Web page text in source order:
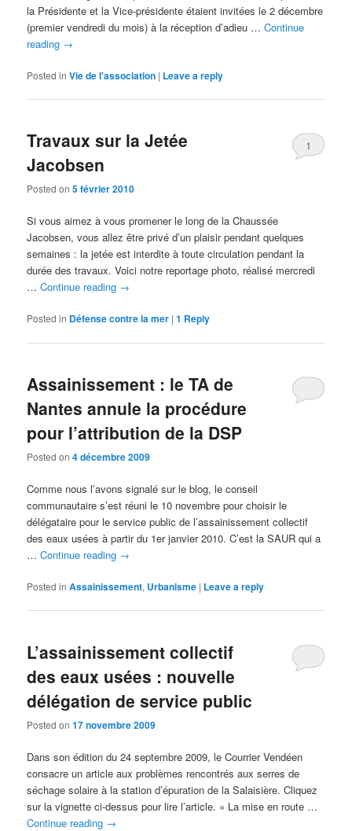
la Présidente et la Vice-présidente étaient invitées le 2 décembre
(premier vendredi du mois) à la réception d’adieu …Continue
reading →
Posted in Vie de l'association | Leave a reply
Travaux sur la Jetée
Jacobsen
Posted on5 février 2010
1
Si vous aimez à vous promener le long de la Chaussée
Jacobsen, vous allez être privé d’un plaisir pendant quelques
semaines : la jetée est interdite à toute circulation pendant la
durée des travaux. Voici notre reportage photo, réalisé mercredi
…Continue reading →
Posted in Défense contre la mer |1 Reply
Assainissement : le TA de
Nantes annule la procédure
pour l’attribution de la DSP
Posted on4 décembre 2009
Comme nous l’avons signalé sur le blog, le conseil
communautaire s’est réuni le 10 novembre pour choisir le
délégataire pour le service public de l’assainissement collectif
des eaux usées à partir du 1er janvier 2010. C’est la SAUR qui a
…Continue reading →
Posted in Assainissement, Urbanisme | Leave a reply
L’assainissement collectif
des eaux usées : nouvelle
délégation de service public
Posted on17 novembre 2009
Dans son édition du 24 septembre 2009, le Courrier Vendéen
consacre un article aux problèmes rencontrés aux serres de
séchage solaire à la station d’épuration de la Salaisière. Cliquez
sur la vignette ci-dessus pour lire l’article. « La mise en route …
Continue reading →